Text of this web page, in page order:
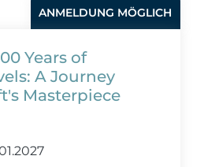
ANMELDUNG MÖGLICH
Years of
A Journey
Masterpiece